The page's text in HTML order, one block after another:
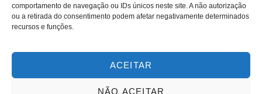
comportamento de navegação ou IDs únicos neste site. A não autorização
ou a retirada do consentimento podem afetar negativamente determinados
recursos e funções.
ACEITAR
NÃO ACEITAR